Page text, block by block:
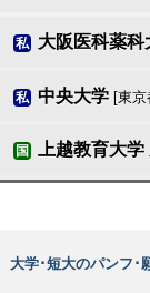
私 大阪医科薬科
私 中央大学 [東京
国 上越教育大
大学･短大のパンフ･